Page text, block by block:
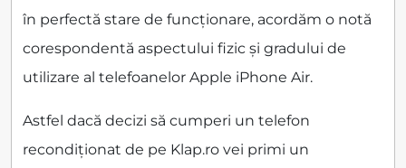
în perfectă stare de funcționare, acordăm o notă
corespondentă aspectului fizic și gradului de
utilizare al telefoanelor Apple iPhone Air.
Astfel dacă decizi să cumperi un telefon
recondiționat de pe Klap.ro vei primi un